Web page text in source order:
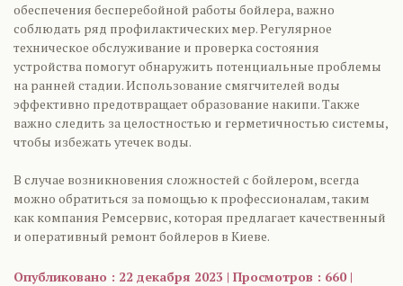
обеспечения бесперебойной работы бойлера, важно
соблюдать ряд профилактических мер. Регулярное
техническое обслуживание и проверка состояния
устройства помогут обнаружить потенциальные проблемы
на ранней стадии. Использование смягчителей воды
эффективно предотвращает образование накипи. Также
важно следить за целостностью и герметичностью системы,
чтобы избежать утечек воды.
В случае возникновения сложностей с бойлером, всегда
можно обратиться за помощью к профессионалам, таким
как компания Ремсервис, которая предлагает качественный
и оперативный ремонт бойлеров в Киеве.
Опубликовано : 22 декабря 2023 | Просмотров : 660 |